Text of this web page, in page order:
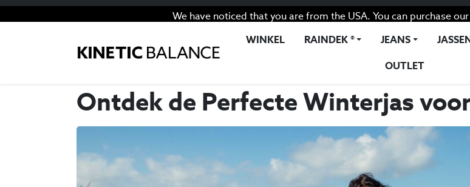
We have noticed that you are from the USA. You can purchase
WINKEL
RAINDEK ® JEANS
OUTLET
Ontdek de Perfecte Winterjas